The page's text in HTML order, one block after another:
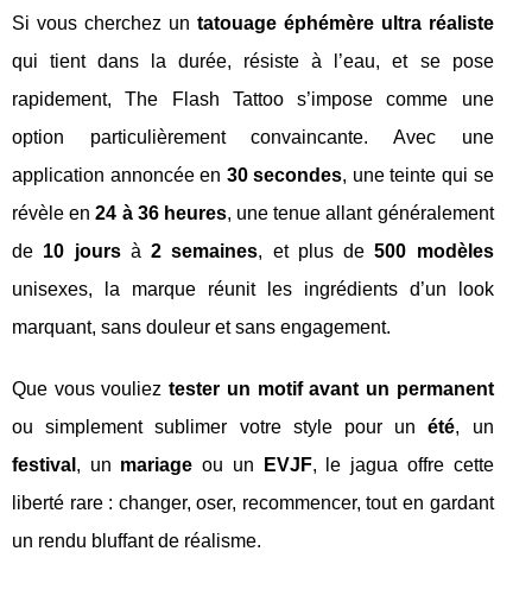
Si vous cherchez un tatouage éphémère ultra réaliste
qui tient dans la durée, résiste à l’eau, et se pose
rapidement, The Flash Tattoo s’impose comme une
option particulièrement convaincante. Avec une
application annoncée en 30 secondes, une teinte qui se
révèle en24 à 36 heures, une tenue allant généralement
de 10 joursà2 semaines, et plus de500 modèles
unisexes, la marque réunit les ingrédients d’un look
marquant, sans douleur et sans engagement.
Que vous voulieztester un motif avant un permanent
ou simplement sublimer votre style pour unété, un
festival , un mariage ou un EVJF, le jagua offre cette
liberté rare : changer, oser, recommencer, tout en gardant
un rendu bluffant de réalisme.